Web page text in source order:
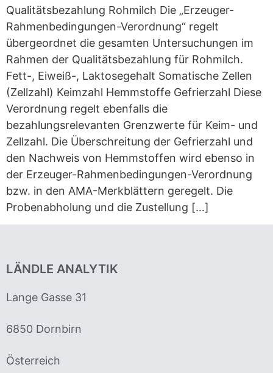
Qualitätsbezahlung Rohmilch Die „Erzeuger-
Rahmenbedingungen-Verordnung“ regelt
übergeordnet die gesamten Unter­suchungen im
Rahmen der Qualitätsbezahlung für Rohmilch.
Fett-, Eiweiß-, Laktosegehalt Somatische Zellen
(Zellzahl) Keimzahl Hemmstoffe Gefrierzahl Diese
Verordnung regelt ebenfalls die
bezahlungsrelevanten Grenzwerte für Keim- und
Zellzahl. Die Überschreitung der Gefrierzahl und
den Nachweis von Hemmstoffen wird ebenso in
der Erzeuger-Rahmenbedingungen-Verordnung
bzw. in den AMA-Merkblättern geregelt. Die
Probenabholung und die Zustellung […]
LÄNDLE ANALYTIK
Lange Gasse 31
6850 Dornbirn
Österreich